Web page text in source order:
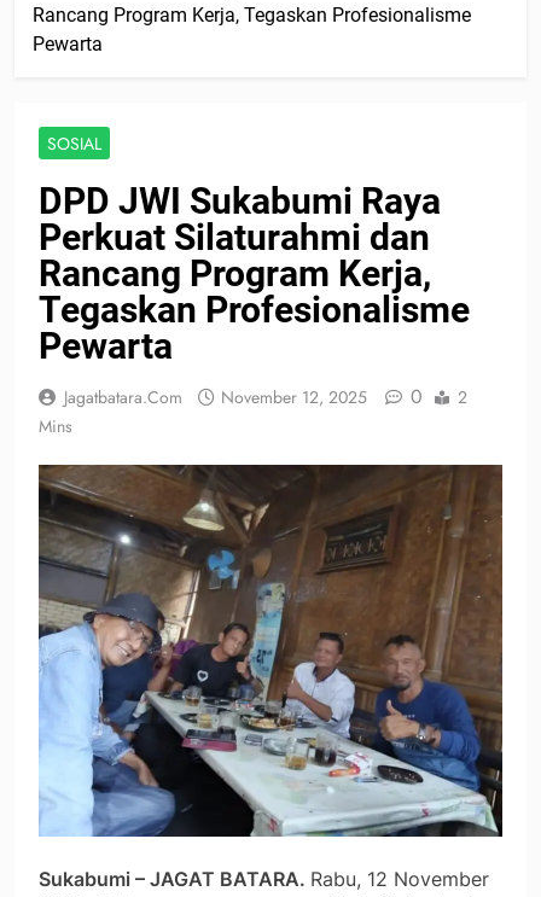
Rancang Program Kerja, Tegaskan Profesionalisme
Pewarta
SOSIAL
DPD JWI Sukabumi Raya
Perkuat Silaturahmi dan
Rancang Program Kerja,
Tegaskan Profesionalisme
Pewarta
Jagatbatara.com November 12, 2025 0
2
Mins
Sukabumi – JAGAT BATARA. Rabu, 12 November